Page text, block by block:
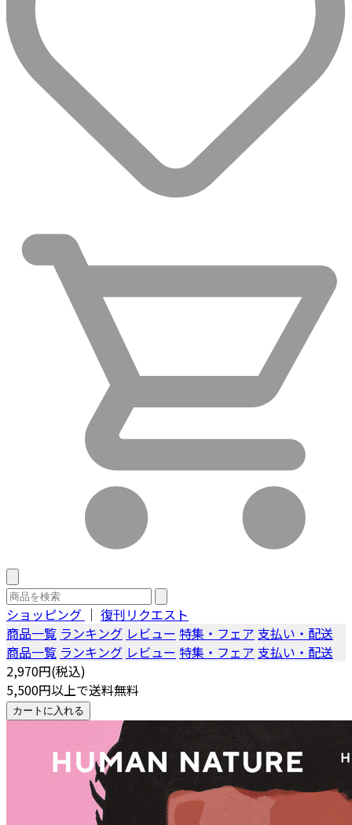
ショッピング ｜ 復刊リクエスト
商品一覧 ランキング レビュー 特集・フェア 支払い・配送
商品一覧 ランキング レビュー 特集・フェア 支払い・配送
2,970円(税込)
5,500円以上で送料無料
カートに入れる